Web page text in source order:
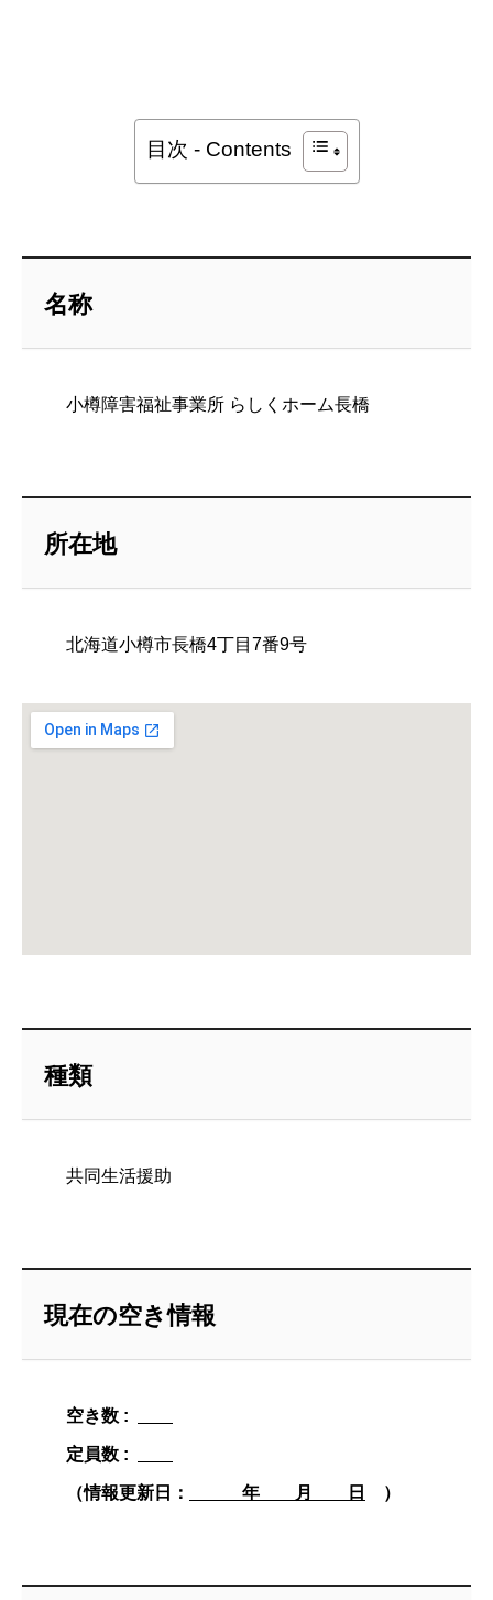
目次 - Contents
名称
小樽障害福祉事業所 らしくホーム長橋
所在地
北海道小樽市長橋4丁目7番9号
種類
共同生活援助
現在の空き情報
空き数 :
定員数 :
（情報更新日： 年 月 日 ）